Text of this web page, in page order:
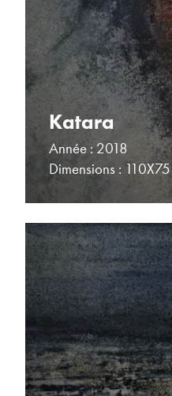
Katara
Année : 2018
Dimensions : 110X75